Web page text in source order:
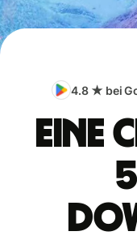
4.8 ★ bei
Eine